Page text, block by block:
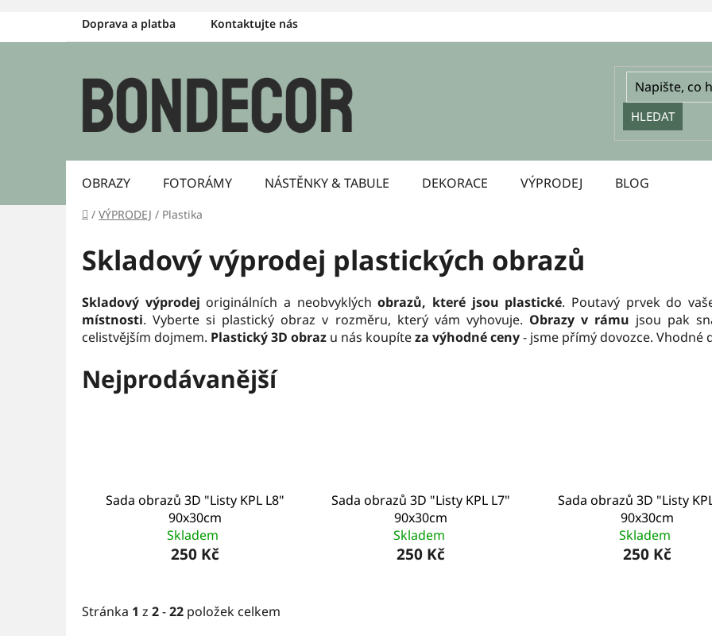
obsah
Doprava a platba Kontaktujte nás
HLEDAT
OBRAZY FOTORÁMY NÁSTĚNKY & TABULE DEKORACE VÝPRODEJ BLOG
Domů
/ VÝPRODEJ / Plastika
Skladový výprodej plastických obrazů
Skladový výprodej originálních a neobvyklýchobrazů, které jsou plastické. Poutavý prvek do
místnosti. Vyberte si plastický obraz v rozměru, který vám vyhovuje. Obrazy v rámu jsou pak
celistvějším dojmem. Plastický 3D obraz u nás koupíteza výhodné ceny- jsme přímý dovozce.
Nejprodávanější
Sada obrazů 3D "Listy KPL L8"
90x30cm
Skladem
250 Kč
Sada obrazů 3D "Listy KPL L7"
90x30cm
Skladem
250 Kč
Sada obrazů 3D "Listy
90x30cm
Skladem
250 Kč
Stránka 1 z 2-22 položek celkem